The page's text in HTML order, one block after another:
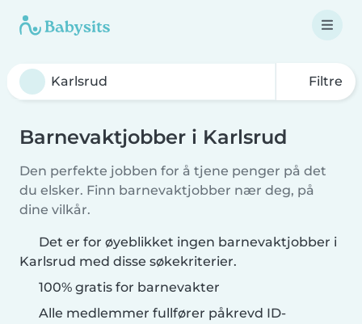
Filtre
Barnevaktjobber i Karlsrud
Den perfekte jobben for å tjene penger på det
du elsker. Finn barnevaktjobber nær deg, på
dine vilkår.
Det er for øyeblikket ingen barnevaktjobber i
Karlsrud med disse søkekriterier.
100% gratis for barnevakter
Alle medlemmer fullfører påkrevd ID-